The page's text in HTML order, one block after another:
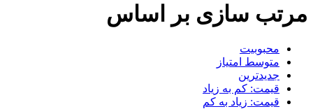
مرتب سازی بر اساس
محبوبیت
متوسط امتیاز
جدیدترین
قیمت: کم به زیاد
قیمت: زیاد به کم